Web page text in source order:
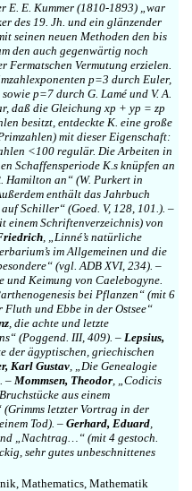
E. E. Kummer (1810-1893) „war
des 19. Jh. und ein glänzender
seinen neuen Methoden den bis
den auch gegenwärtig noch
Fermatschen Vermutung erzielen.
p=3 durch Euler,
p=7 durch G. Lamé und V. A.
daß die Gleichung xp + yp = zp
besitzt, entdeckte K. eine große
mit dieser Eigenschaft:
<100 regulär. Die Arbeiten in
Schaffensperiode K.s knüpfen an
Hamilton an“ (W. Purkert in
enthält das Jahrbuch
auf Schiller“ (Goed. V, 128, 101.). –
einem Schriftenverzeichnis) von
, „Linné’s natürliche
im Allgemeinen und die
(vgl. ADB XVI, 234). –
und Keimung von Caelebogyne.
bei Pflanzen“ (mit 6
Fluth und Ebbe in der Ostsee“
, die achte und letzte
(Poggend. III, 409). – Lepsius,
der ägyptischen, griechischen
Karl Gustav, „Die Genealogie
– Mommsen, Theodor, „Codicis
aus einem
(Grimms letzter Vortrag in der
Tod). – Gerhard, Eduard,
„Nachtrag…“ (mit 4 gestoch.
sehr gutes unbeschnittenes
Mathematics, Mathematik